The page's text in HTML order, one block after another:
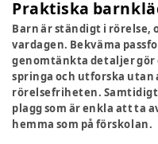
Praktiska
Barn är ständigt i rörelse,
vardagen. Bekväma
genomtänkta detaljer
springa och utforska
rörelsefriheten.
plagg som är enkla att ta
hemma som på förskolan.